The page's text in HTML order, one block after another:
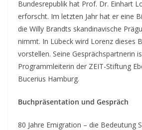
Bundesrepublik hat Prof. Dr. Einhart
erforscht. Im letzten Jahr hat er eine
die Willy Brandts skandinavische
nimmt. In Lübeck wird Lorenz dieses
vorstellen. Seine Gesprächspartnerin
Programmleiterin der ZEIT-Stiftung
Bucerius Hamburg.
Buchpräsentation und Gespräch
80 Jahre Emigration – die Bedeutung